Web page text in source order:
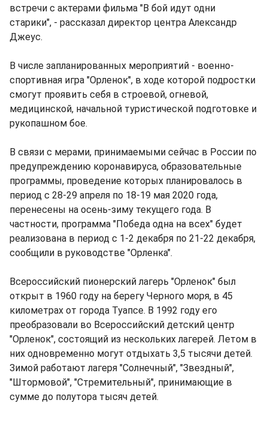
встречи с актерами фильма "В бой идут одни
старики", - рассказал директор центра Александр
Джеус.
В числе запланированных мероприятий - военно-
спортивная игра "Орленок", в ходе которой подростки
смогут проявить себя в строевой, огневой,
медицинской, начальной туристической подготовке и
рукопашном бое.
В связи с мерами, принимаемыми сейчас в России по
предупреждению коронавируса, образовательные
программы, проведение которых планировалось в
период с 28-29 апреля по 18-19 мая 2020 года,
перенесены на осень-зиму текущего года. В
частности, программа "Победа одна на всех" будет
реализована в период с 1-2 декабря по 21-22 декабря,
сообщили в руководстве "Орленка".
Всероссийский пионерский лагерь "Орленок" был
открыт в 1960 году на берегу Черного моря, в 45
километрах от города Туапсе. В 1992 году его
преобразовали во Всероссийский детский центр
"Орленок", состоящий из нескольких лагерей. Летом в
них одновременно могут отдыхать 3,5 тысячи детей.
Зимой работают лагеря "Солнечный", "Звездный",
"Штормовой", "Стремительный", принимающие в
сумме до полутора тысяч детей.